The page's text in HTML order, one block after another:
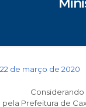
22 de março de 2020
Considerando o
pela Prefeitura de